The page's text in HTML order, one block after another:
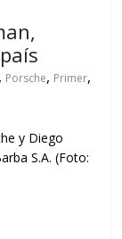
, Porsche, Primer,
y Diego
S.A. (Foto: